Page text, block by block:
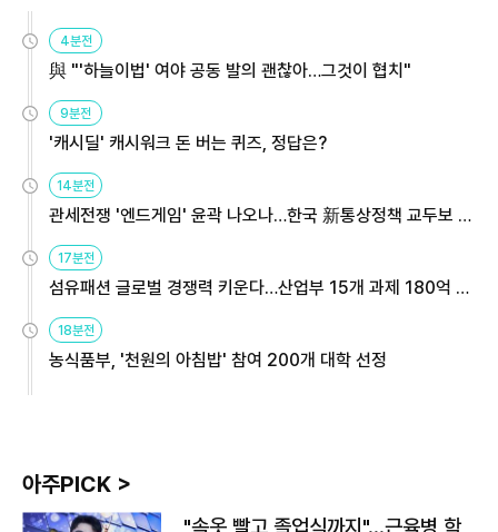
4분전
與 "'하늘이법' 여야 공동 발의 괜찮아…그것이 협치"
9분전
'캐시딜' 캐시워크 돈 버는 퀴즈, 정답은?
14분전
관세전쟁 '엔드게임' 윤곽 나오나…한국 新통상정책 교두보 활
용해야
17분전
섬유패션 글로벌 경쟁력 키운다…산업부 15개 과제 180억 지
원
18분전
농식품부, '천원의 아침밥' 참여 200개 대학 선정
아주PICK >